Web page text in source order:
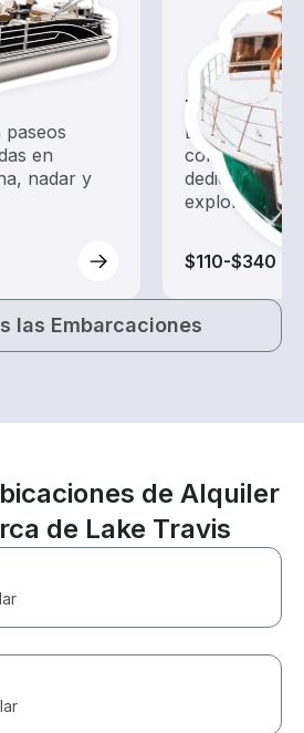
en
nadar y
Tours
Explora las
con un
dedicado a
exploración.
$110-$340
las Embarcaciones
de Alquiler
de Lake Travis